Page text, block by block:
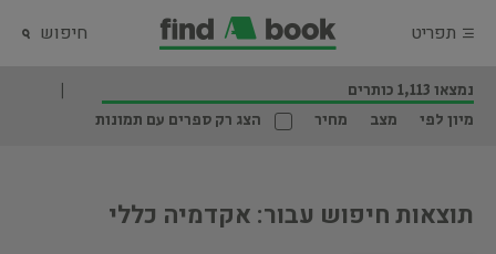
תפריט חיפוש
נמצאו 1,113 כותרים
מיון לפי
מצב מחיר הצג רק ספרים עם תמונות
תוצאות חיפוש עבור: אקדמיה כללי